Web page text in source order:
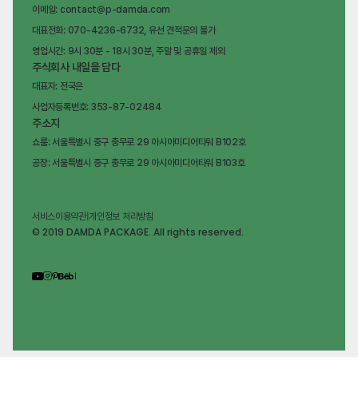
이메일: contact@p-damda.com
대표전화: 070-4236-6732, 유선 견적문의 불가
영업시간: 9시 30분 - 18시 30분, 주말 및 공휴일 제외
주식회사 내일을 담다
대표자: 전국은
사업자등록번호: 353-87-02484
주소지
쇼룸: 서울특별시 중구 충무로 29 아시아미디어타워 B102호
공장: 서울특별시 중구 충무로 29 아시아미디어타워 B103호
서비스이용약관| 개인정보 처리방침
© 2019 DAMDA PACKAGE. All rights reserved.